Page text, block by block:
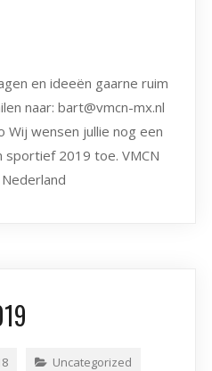
en ideeën gaarne ruim
naar: bart@vmcn-mx.nl
Wij wensen jullie nog een
2019 toe. VMCN
Uncategorized